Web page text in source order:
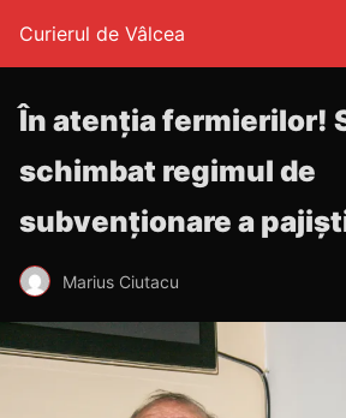
Curierul de Vâlcea
În atenția fermierilor!
schimbat regimul de
subvenționare a
Marius Ciutacu